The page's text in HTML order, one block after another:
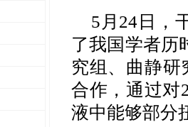
5月24日，
了我国学者历
究组、曲静
合作，通过对
液中能够部分